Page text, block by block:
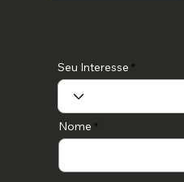
Seu Interesse
Nome